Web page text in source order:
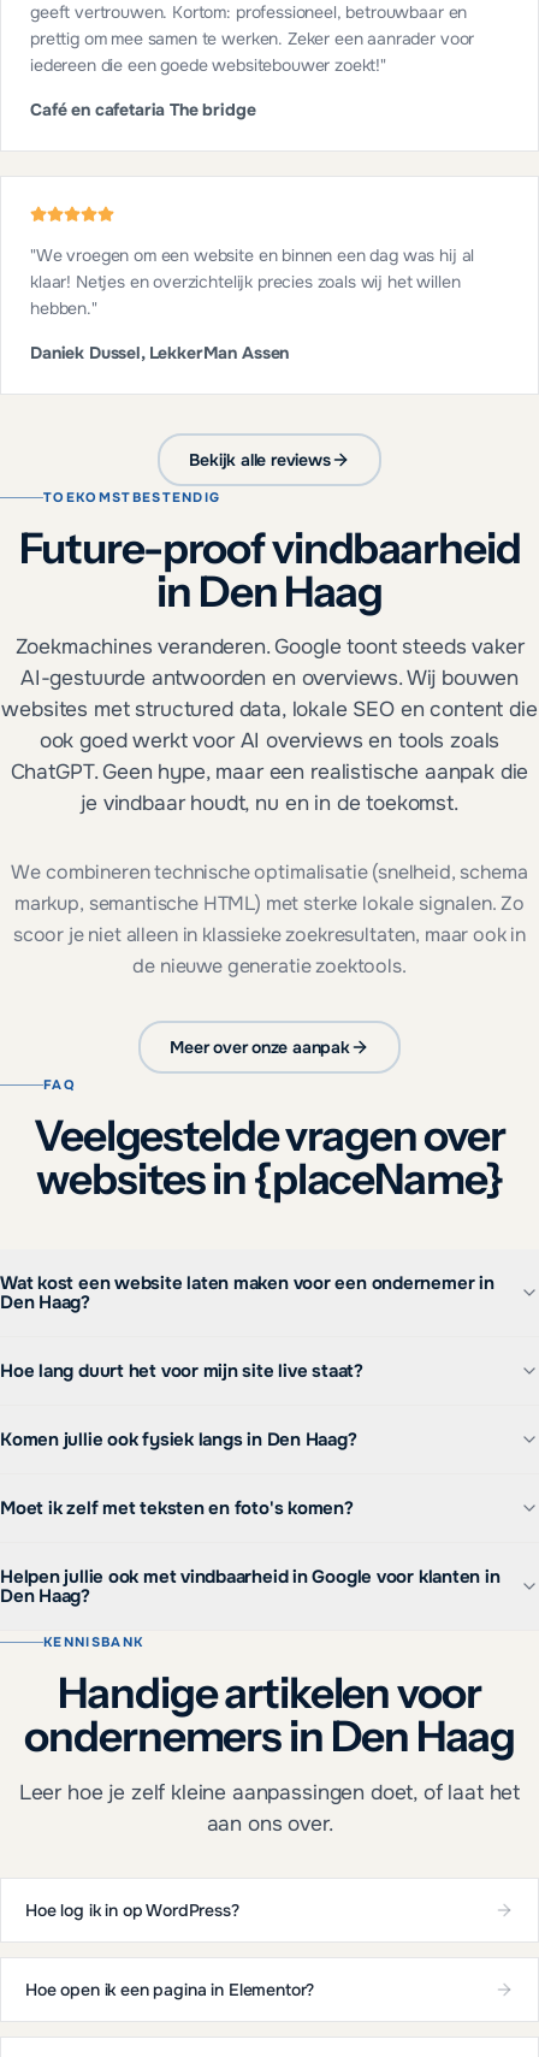
geeft vertrouwen. Kortom: professioneel, betrouwbaar en
prettig om mee samen te werken. Zeker een aanrader voor
iedereen die een goede websitebouwer zoekt!"
Café en cafetaria The bridge
"We vroegen om een website en binnen een dag was hij al
klaar! Netjes en overzichtelijk precies zoals wij het willen
hebben."
Daniek Dussel, LekkerMan Assen
Bekijk alle reviews
TOEKOMSTBESTENDIG
Future-proof vindbaarheid
in Den Haag
Zoekmachines veranderen. Google toont steeds vaker
AI-gestuurde antwoorden en overviews. Wij bouwen
websites met structured data, lokale SEO en content die
ook goed werkt voor AI overviews en tools zoals
ChatGPT. Geen hype, maar een realistische aanpak die
je vindbaar houdt, nu en in de toekomst.
We combineren technische optimalisatie (snelheid, schema
markup, semantische HTML) met sterke lokale signalen. Zo
scoor je niet alleen in klassieke zoekresultaten, maar ook in
de nieuwe generatie zoektools.
Meer over onze aanpak
FAQ
Veelgestelde vragen over
websites in {placeName}
Wat kost een website laten maken voor een ondernemer in
Den Haag?
Hoe lang duurt het voor mijn site live staat?
Komen jullie ook fysiek langs in Den Haag?
Moet ik zelf met teksten en foto's komen?
Helpen jullie ook met vindbaarheid in Google voor klanten in
Den Haag?
KENNISBANK
Handige artikelen voor
ondernemers in Den Haag
Leer hoe je zelf kleine aanpassingen doet, of laat het
aan ons over.
Hoe log ik in op WordPress?
Hoe open ik een pagina in Elementor?